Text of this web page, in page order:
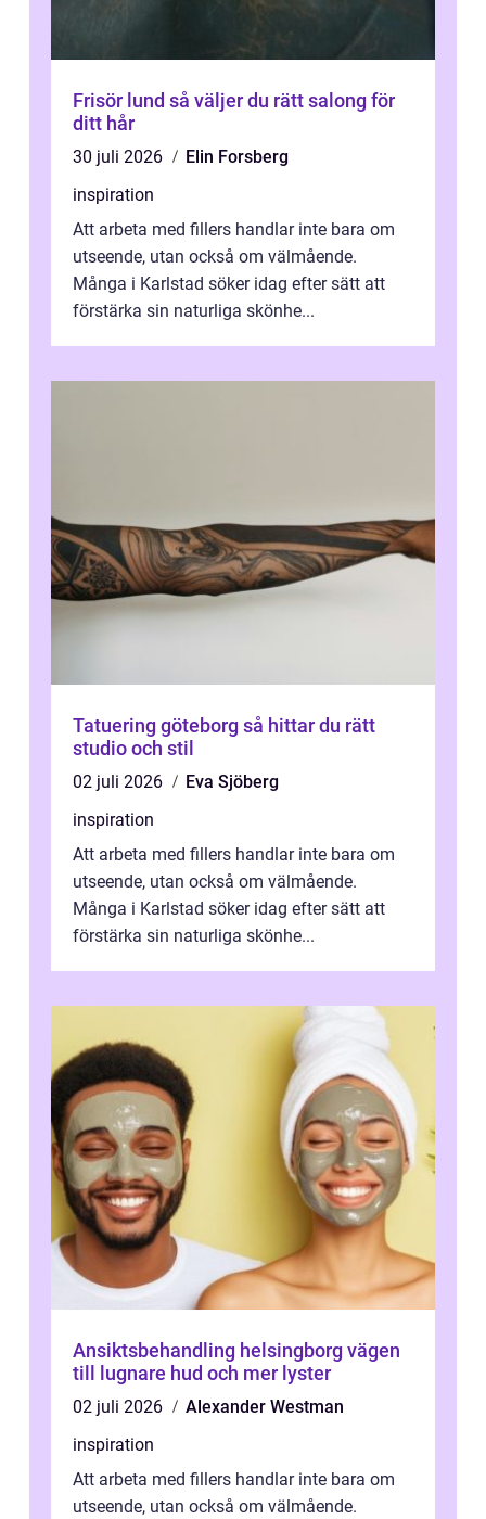
Frisör lund så väljer du rätt salong för
ditt hår
30 juli 2026
Elin Forsberg
inspiration
Att arbeta med fillers handlar inte bara om
utseende, utan också om välmående.
Många i Karlstad söker idag efter sätt att
förstärka sin naturliga skönhe...
Tatuering göteborg så hittar du rätt
studio och stil
02 juli 2026
Eva Sjöberg
inspiration
Att arbeta med fillers handlar inte bara om
utseende, utan också om välmående.
Många i Karlstad söker idag efter sätt att
förstärka sin naturliga skönhe...
Ansiktsbehandling helsingborg vägen
till lugnare hud och mer lyster
02 juli 2026
Alexander Westman
inspiration
Att arbeta med fillers handlar inte bara om
utseende, utan också om välmående.